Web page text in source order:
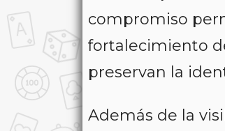
compromiso
fortalecimiento
preservan la
Además de la